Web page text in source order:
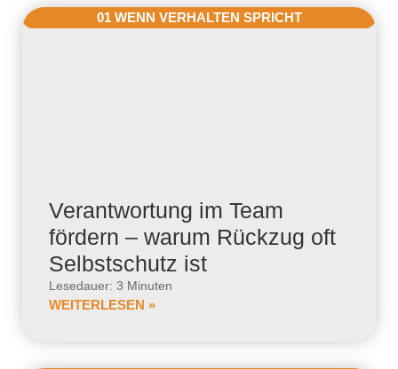
01 WENN VERHALTEN SPRICHT
Verantwortung im Team
fördern – warum Rückzug oft
Selbstschutz ist
Lesedauer: 3 Minuten
WEITERLESEN »